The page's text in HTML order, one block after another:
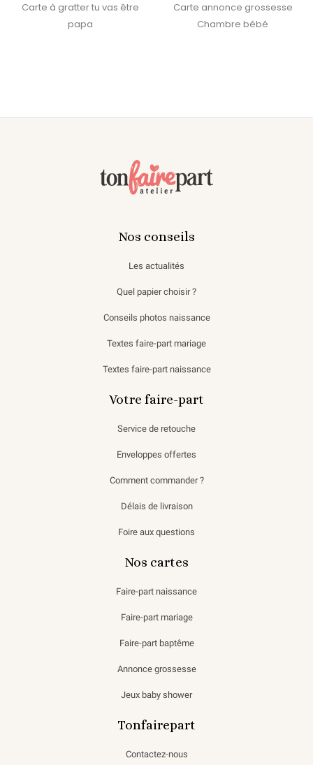
Carte à gratter tu vas être
papa
Carte annonce grossesse
Chambre bébé
Nos conseils
Les actualités
Quel papier choisir ?
Conseils photos naissance
Textes faire-part mariage
Textes faire-part naissance
Votre faire-part
Service de retouche
Enveloppes offertes
Comment commander ?
Délais de livraison
Foire aux questions
Nos cartes
Faire-part naissance
Faire-part mariage
Faire-part baptême
Annonce grossesse
Jeux baby shower
Tonfairepart
Contactez-nous